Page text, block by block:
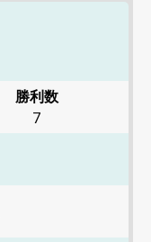
勝利数
7